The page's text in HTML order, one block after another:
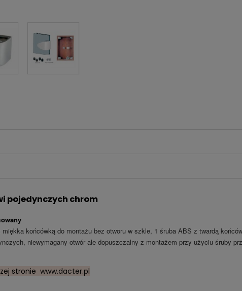
ewentualnych
pojedynczych chrom
miękka końcówką do montażu bez otworu w szkle, 1 śruba ABS z twardą
niewymagany otwór ale dopuszczalny z montażem przy użyciu śruby
stronie www.dacter.pl